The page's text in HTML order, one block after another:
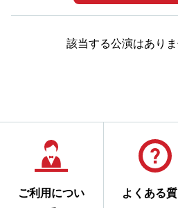
該当する公演はありま
ご利用につい
よくある